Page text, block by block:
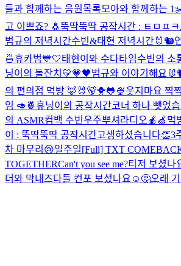
들과 함께하는 음원목록모아와 함께하는
고 이쁘죠? 🐧뚝딱뚝딱 공작시간 : ㅌㅁㅍㅋ
범규의 저녁시간수빈&태현 저녁시간🐰🐿
🍜휴카범💙🤍태현이와 수다타임수빈의 소
닝이의 돌잔치 💛💗🖤범규와 이야기해요
의 편의점 먹방 🦊🐰🐻🐥🐸🍨웃지마요 찍
임 🥑🍍 휴닝이의 공작시간코너 하나 뺏었
의 ASMR컴백 수빈우주뿌셔라디오🍎🍏 먹
이 : 뚝딱뚝딱 공작시간고생하셨습니다👏3
차 마무리😢일주일[Full] TXT
TOGETHERCan't you see me?티저 보셨나
더와 막내즈다들 컨포 보셨나요☺🤔오래